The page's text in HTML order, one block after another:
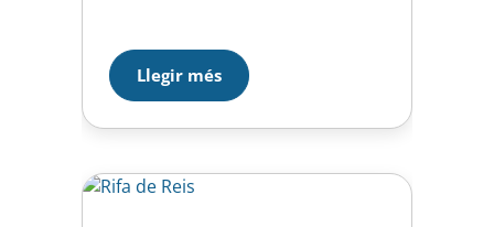
retrobar les sensacions de la
competició després de molts
mesos apartats de les
piscines per les restriccions de la
com els participants
Llegir més